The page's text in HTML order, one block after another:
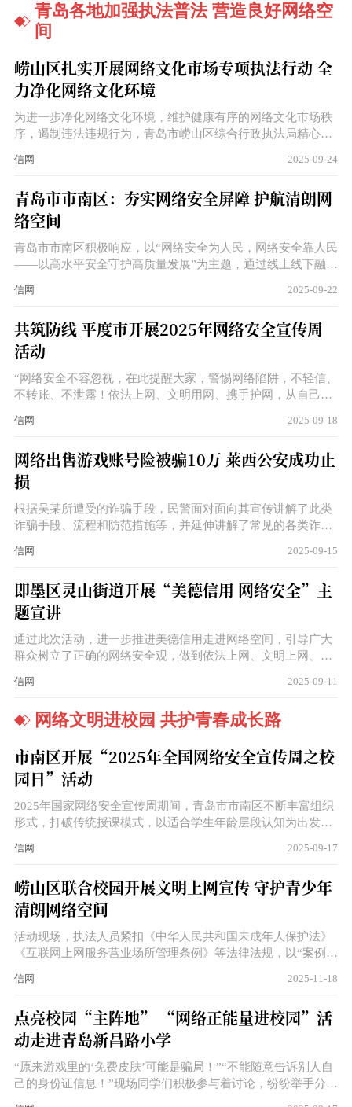
青岛各地加强执法普法 营造良好网络空
间
崂山区扎实开展网络文化市场专项执法行动 全
力净化网络文化环境
为进一步净化网络文化环境，维护健康有序的网络文化市场秩
序，遏制违法违规行为，青岛市崂山区综合行政执法局精心组
络文化市场的清朗空间和健康秩序。
信网 2025-09-24
青岛市市南区：夯实网络安全屏障 护航清朗网
络空间
青岛市市南区积极响应，以“网络安全为人民，网络安全靠人民
——以高水平安全守护高质量发展”为主题，通过线上线下融合
活动，全力营造浓厚的网络安全氛围。
信网 2025-09-22
共筑防线 平度市开展2025年网络安全宣传周
活动
“网络安全不容忽视，在此提醒大家，警惕网络陷阱，不轻信、
不转账、不泄露！依法上网、文明用网、携手护网，从自己做
道。
信网 2025-09-18
网络出售游戏账号险被骗10万 莱西公安成功止
损
根据吴某所遭受的诈骗手段，民警面对面向其宣传讲解了此类
诈骗手段、流程和防范措施等，并延伸讲解了常见的各类诈骗
民警宣讲，吴某彻底意识到了自己被骗，承诺不会再轻易相信
帮助止损表示感谢。
信网 2025-09-15
即墨区灵山街道开展“美德信用 网络安全”主
题宣讲
通过此次活动，进一步推进美德信用走进网络空间，引导广大
群众树立了正确的网络安全观，做到依法上网、文明上网、安
步，灵山街道将持续加强美德信用系列宣传活动，全面提升美
信网 2025-09-11
网络文明进校园 共护青春成长路
市南区开展“2025年全国网络安全宣传周之校
园日”活动
2025年国家网络安全宣传周期间，青岛市市南区不断丰富组织
形式，打破传统授课模式，以适合学生年龄层段认知为出发
络安全进校园走深走实。
信网 2025-09-17
崂山区联合校园开展文明上网宣传 守护青少年
清朗网络空间
活动现场，执法人员紧扣《中华人民共和国未成年人保护法》
《互联网上网服务营业场所管理条例》等法律法规，以“案例拆
在风险”“网络的合理使用边界”“科学防沉迷实用方法”三大核心
善用网络拓宽知识视野，同时增强对非法有害信息和不良出版
物的辨别能力，传递“绿色阅读、文明上网”的核心理念。
信网 2025-11-18
点亮校园“主阵地” “网络正能量进校园”活
动走进青岛新昌路小学
“原来游戏里的‘免费皮肤’可能是骗局！”“不能随意告诉别人自
己的身份证信息！”现场同学们积极参与着讨论，纷纷举手分享